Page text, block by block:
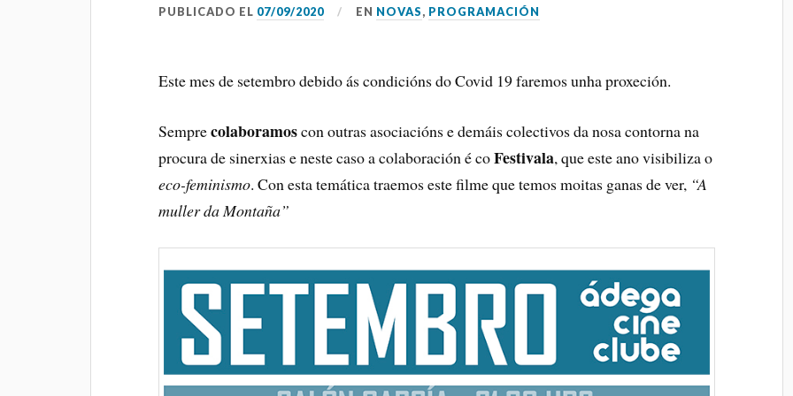
PUBLICADO EL 07/09/2020 EN NOVAS, PROGRAMACIÓN
Este mes de setembro debido ás condicións do Covid 19 faremos unha proxeción.
Semprecolaboramoscon outras asociacións e demáis colectivos da nosa contorna na
procura de sinerxias e neste caso a colaboración é coFestivala, que este ano visibiliza o
eco-feminismo. Con esta temática traemos este filme que temos moitas ganas de ver, “A
muller da Montaña”
08 AGOSTO 2026
FILME CONCERTO
Salón García, Rúa do Alcalde Rey